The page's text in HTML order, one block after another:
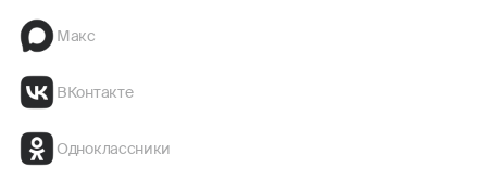
Макс
ВКонтакте
Одноклассники